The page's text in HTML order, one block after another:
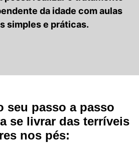
da idade com aulas
simples e práticas.
seu passo a passo
se livrar das terríveis
nos pés: